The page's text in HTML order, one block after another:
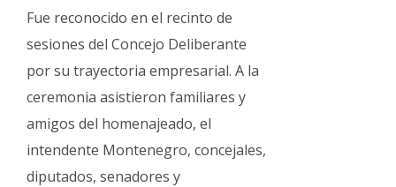
Fue reconocido en el recinto de
sesiones del Concejo Deliberante
por su trayectoria empresarial. A la
ceremonia asistieron familiares y
amigos del homenajeado, el
intendente Montenegro, concejales,
diputados, senadores y